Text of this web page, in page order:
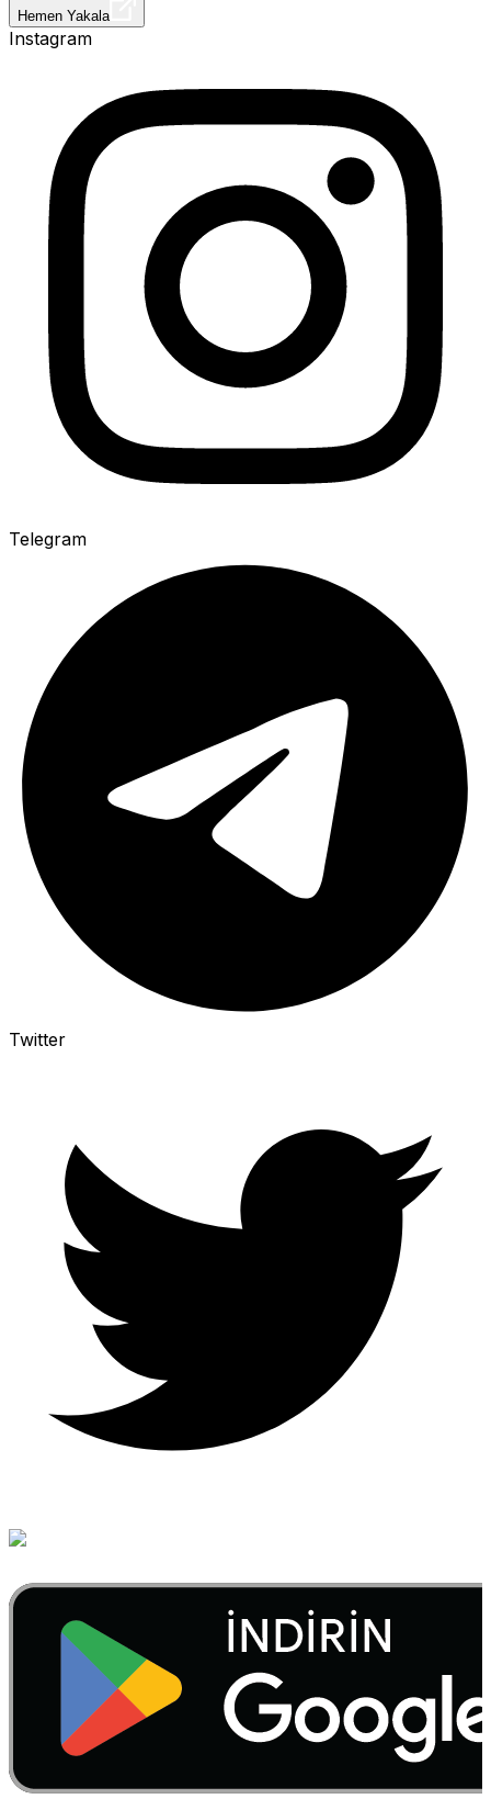
Hemen Yakala
Instagram
Telegram
Twitter